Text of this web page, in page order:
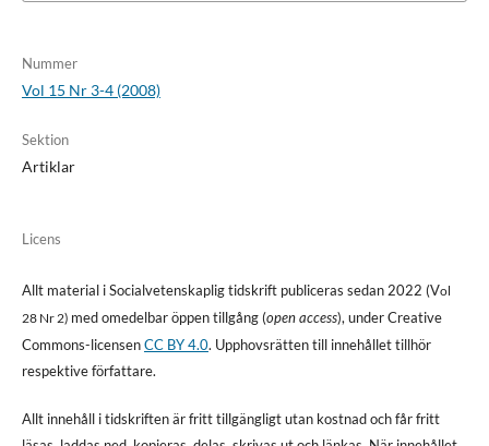
Nummer
Vol 15 Nr 3-4 (2008)
Sektion
Artiklar
Licens
Allt material i Socialvetenskaplig tidskrift publiceras sedan 2022 (Vol
28 Nr 2) med omedelbar öppen tillgång (open access), under Creative
Commons-licensenCC BY 4.0. Upphovsrätten till innehållet tillhör
respektive författare.
Allt innehåll i tidskriften är fritt tillgängligt utan kostnad och får fritt